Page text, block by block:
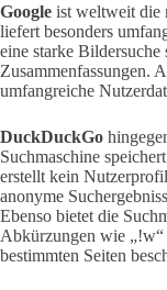
Google ist weltweit die
liefert besonders
eine starke
Zusammenfassungen.
umfangreiche
DuckDuckGo
Suchmaschine
erstellt kein
anonyme
Ebenso bietet die
Abkürzungen wie
bestimmten Seiten